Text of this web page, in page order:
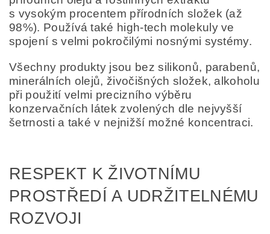
s vysokým procentem přírodních složek (až
98%). Používá také high-tech molekuly ve
spojení s velmi pokročilými nosnými systémy.
Všechny produkty jsou bez silikonů, parabenů,
minerálních olejů, živočišných složek, alkoholu
při použití velmi precizního výběru
konzervačních látek zvolených dle nejvyšší
šetrnosti a také v nejnižší možné koncentraci.
RESPEKT K ŽIVOTNÍMU
PROSTŘEDÍ A UDRŽITELNÉMU
ROZVOJI